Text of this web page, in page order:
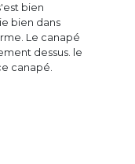
bien
bien dans
Le canapé
dessus. le
canapé.